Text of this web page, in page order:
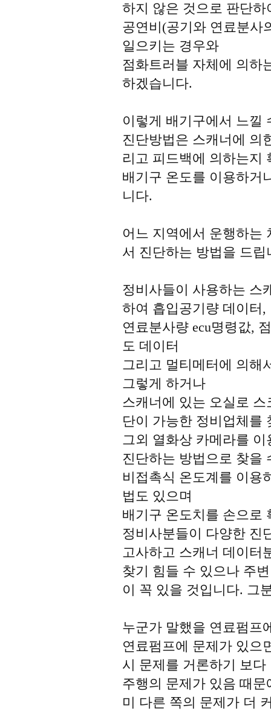
하지 않은 것으로 판단
공연비(공기와 연료분사
일으키는 경우와
점화트러블 자체에 의하
하겠습니다.
이렇게 배기구에서 느낄
진단방법은 스캐너에 의
리고 피드백에 의하는지
배기구 온도를 이용하거
니다.
어느 지역에서 운행하는
서 진단하는 방법을 드립
정비사들이 사용하는 스
하여 흡입공기량 데이터,
연료분사량 ecu명령값,
도 데이터
그리고 멀티메터에 의해
그렇게 하거나
스캐너에 있는 오실로
단이 가능한 정비업체를
그외 열화상 카메라를
진단하는 방법으로 찾을
비접촉식 온도계를 이용
법도 있으며
배기구 온도치를 손으로
정비사분들이 다양한 진
고사하고 스캐너 데이터
찾기 힘들 수 있으나 주
이 꼭 있을 것입니다. 그
누군가 말했을 연료펌프
연료펌프에 문제가 있으
시 문제를 거론하기 보다
주행의 문제가 있음 때
미 다른 쪽의 문제가 더